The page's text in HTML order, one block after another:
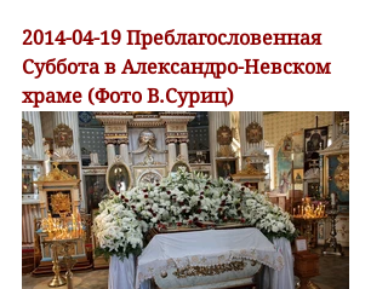
2014-04-19 Преблагословенная
Суббота в Александро-Невском
храме (Фото В.Суриц)